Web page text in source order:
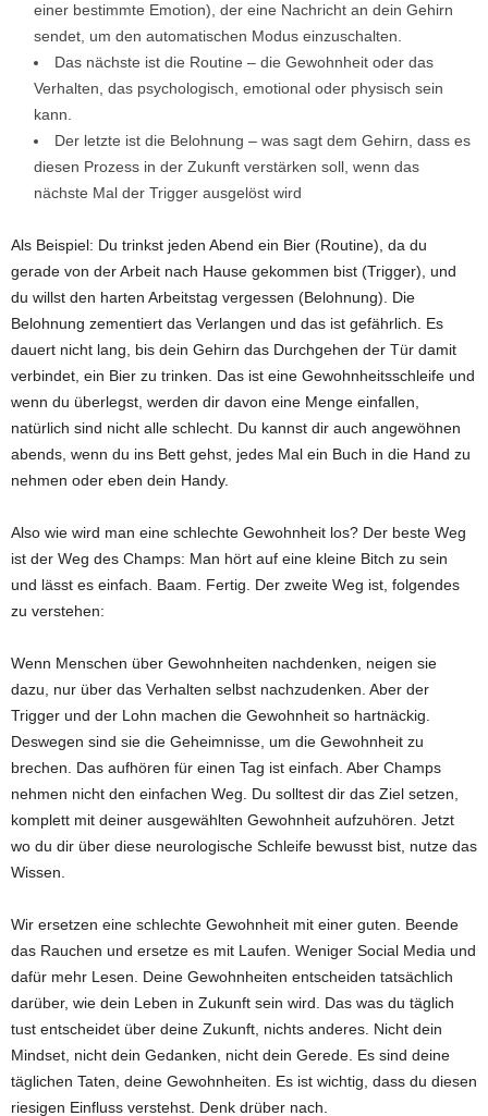
einer bestimmte Emotion), der eine Nachricht an dein Gehirn
sendet, um den automatischen Modus einzuschalten.
Das nächste ist die Routine – die Gewohnheit oder das
Verhalten, das psychologisch, emotional oder physisch sein
kann.
Der letzte ist die Belohnung – was sagt dem Gehirn, dass es
diesen Prozess in der Zukunft verstärken soll, wenn das
nächste Mal der Trigger ausgelöst wird
Als Beispiel: Du trinkst jeden Abend ein Bier (Routine), da du
gerade von der Arbeit nach Hause gekommen bist (Trigger), und
du willst den harten Arbeitstag vergessen (Belohnung). Die
Belohnung zementiert das Verlangen und das ist gefährlich. Es
dauert nicht lang, bis dein Gehirn das Durchgehen der Tür damit
verbindet, ein Bier zu trinken. Das ist eine Gewohnheitsschleife und
wenn du überlegst, werden dir davon eine Menge einfallen,
natürlich sind nicht alle schlecht. Du kannst dir auch angewöhnen
abends, wenn du ins Bett gehst, jedes Mal ein Buch in die Hand zu
nehmen oder eben dein Handy.
Also wie wird man eine schlechte Gewohnheit los? Der beste Weg
ist der Weg des Champs: Man hört auf eine kleine Bitch zu sein
und lässt es einfach. Baam. Fertig. Der zweite Weg ist, folgendes
zu verstehen:
Wenn Menschen über Gewohnheiten nachdenken, neigen sie
dazu, nur über das Verhalten selbst nachzudenken. Aber der
Trigger und der Lohn machen die Gewohnheit so hartnäckig.
Deswegen sind sie die Geheimnisse, um die Gewohnheit zu
brechen. Das aufhören für einen Tag ist einfach. Aber Champs
nehmen nicht den einfachen Weg. Du solltest dir das Ziel setzen,
komplett mit deiner ausgewählten Gewohnheit aufzuhören. Jetzt
wo du dir über diese neurologische Schleife bewusst bist, nutze das
Wissen.
Wir ersetzen eine schlechte Gewohnheit mit einer guten. Beende
das Rauchen und ersetze es mit Laufen. Weniger Social Media und
dafür mehr Lesen. Deine Gewohnheiten entscheiden tatsächlich
darüber, wie dein Leben in Zukunft sein wird. Das was du täglich
tust entscheidet über deine Zukunft, nichts anderes. Nicht dein
Mindset, nicht dein Gedanken, nicht dein Gerede. Es sind deine
täglichen Taten, deine Gewohnheiten. Es ist wichtig, dass du diesen
riesigen Einfluss verstehst. Denk drüber nach.